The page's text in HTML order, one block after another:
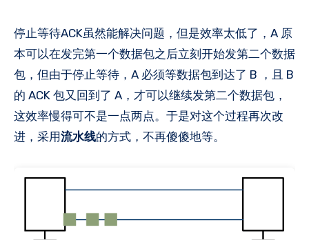
停止等待ACK虽然能解决问题，但是效率太低了，A 原
本可以在发完第一个数据包之后立刻开始发第二个数据
包，但由于停止等待，A 必须等数据包到达了 B ，且 B
的 ACK 包又回到了 A，才可以继续发第二个数据包，
这效率慢得可不是一点两点。于是对这个过程再次改
进，采用流水线的方式，不再傻傻地等。